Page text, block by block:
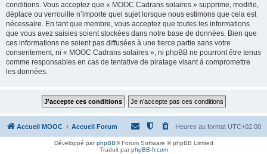
conditions. Vous acceptez que « MOOC Cadrans solaires » supprime, modifie,
déplace ou verrouille n’importe quel sujet lorsque nous estimons que cela est
nécessaire. En tant que membre, vous acceptez que toutes les informations
que vous avez saisies soient stockées dans notre base de données. Bien que
ces informations ne soient pas diffusées à une tierce partie sans votre
consentement, ni « MOOC Cadrans solaires », ni phpBB ne pourront être tenus
comme responsables en cas de tentative de piratage visant à compromettre
les données.
Accueil MOOC Accueil Forum Heures au format UTC+02:00
Développé parphpBB® Forum Software © phpBB Limited
Traduit parphpBB-fr.com